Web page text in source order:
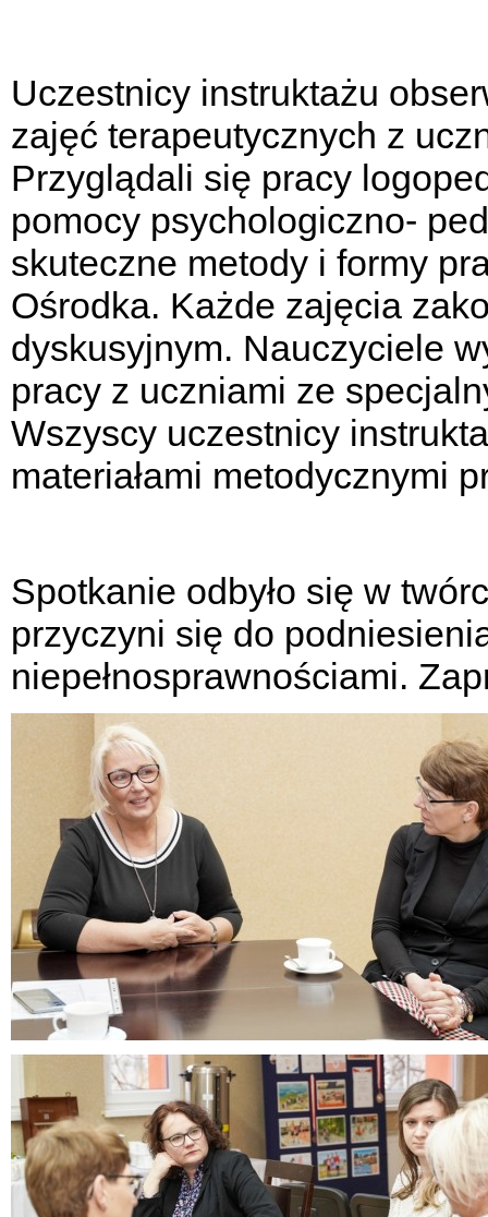
Uczestnicy instruktażu
zajęć terapeutycznych z
Przyglądali się pracy
pomocy psychologiczno-
skuteczne metody i formy
Ośrodka. Każde zajęcia
dyskusyjnym. Nauczyciele
pracy z uczniami ze
Wszyscy uczestnicy
materiałami metodycznymi
Spotkanie odbyło się w
przyczyni się do
niepełnosprawnościami.